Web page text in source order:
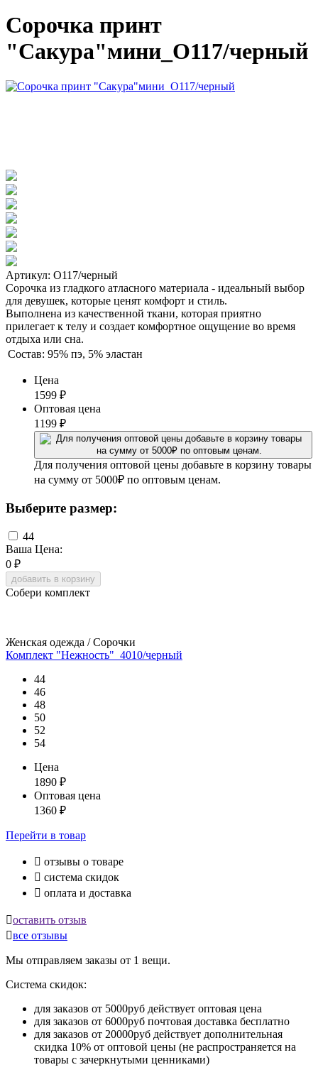
Сорочка принт
"Сакура"мини_О117/черный
Артикул: О117/черный
Сорочка из гладкого атласного материала - идеальный выбор
для девушек, которые ценят комфорт и стиль.
Выполнена из качественной ткани, которая приятно
прилегает к телу и создает комфортное ощущение во время
отдыха или сна.
Состав: 95% пэ, 5% эластан
Цена
1599 ₽
Оптовая цена
1199 ₽
Для получения оптовой цены добавьте в корзину товары
на сумму от 5000₽ по оптовым ценам.
Выберите размер:
44
Ваша Цена:
0 ₽
добавить в корзину
Собери комплект
Женская одежда / Сорочки
Комплект "Нежность"_4010/черный
44
46
48
50
52
54
Цена
1890 ₽
Оптовая цена
1360 ₽
Перейти в товар
 отзывы о товаре
 система скидок
 оплата и доставка
оставить отзыв
все отзывы
Мы отправляем заказы от 1 вещи.
Система скидок:
для заказов от 5000руб действует оптовая цена
для заказов от 6000руб почтовая доставка бесплатно
для заказов от 20000руб действует дополнительная
скидка 10% от оптовой цены (не распространяется на
товары с зачеркнутыми ценниками)